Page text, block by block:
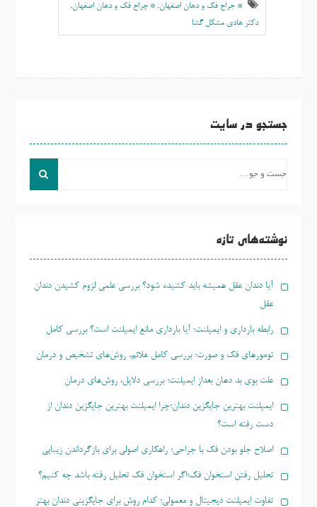
* جراح فک و دهان اصفهان, * چراح فک و دهان اصفهان,
دکتر هادی مشکل گشا
جستجو در سایت
نوشته‌های تازه
آیا دندان عقل همیشه باید کشیده شود؟ بررسی علمی لزوم کشیدن دندان
عقل
رابطه بارداری و ایمپلنت؛ آیا بارداری مانع ایمپلنت است؟ بررسی کامل
تومورهای فک و صورت؛ بررسی کامل علائم، روش‌های تشخیص و درمان
علت بوی بد دهان بعداز ایمپلنت؛ بررسی دلایل، روش‌های درمان
ایمپلنت بهترین جایگزین دندان؛چرا ایمپلنت بهترین جایگزین دندان از
دست رفته است؟
اصلاح جلو بودن فک با جراحی؛ راهکاری اصولی برای بازگرداندن زیبایی
تحلیل رفتن استخوان فک؛اگر استخوان فک تحلیل رفته باشد چه کنیم؟
تفاوت ایمپلنت دیجیتال و معمولی؛ کدام روش برای جایگزینی دندان بهتر